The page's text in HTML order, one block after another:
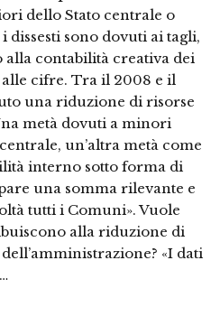
dello Stato centrale o
dissesti sono dovuti ai tagli,
alla contabilità creativa dei
alle cifre. Tra il 2008 e il
una riduzione di risorse
metà dovuti a minori
un’altra metà come
interno sotto forma di
una somma rilevante e
tutti i Comuni». Vuole
alla riduzione di
«I dati